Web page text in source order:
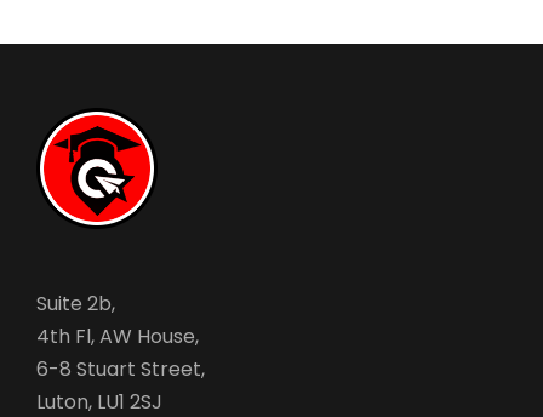
Suite 2b,
4th Fl, AW House,
6-8 Stuart Street,
Luton, LU1 2SJ